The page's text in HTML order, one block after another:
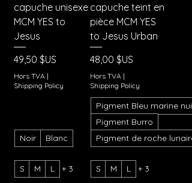
capuche unisexe
MCM YES to
Jesus
Prix
49,50 $US
Hors TVA |
Shipping Policy
Noir Blanc
S M L + 3
capuche teint en
pièce MCM YES
to Jesus Urban
Prix
48,00 $US
Hors TVA|
Shipping Policy
Pigment Bleu marine nuit
Pigment Burro
Pigment de roche lunaire
S M L + 3